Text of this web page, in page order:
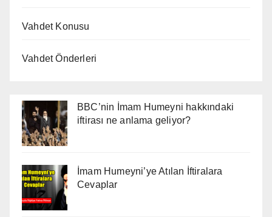
Vahdet Konusu
Vahdet Önderleri
BBC’nin İmam Humeyni hakkındaki
iftirası ne anlama geliyor?
İmam Humeyni’ye Atılan İftiralara
Cevaplar